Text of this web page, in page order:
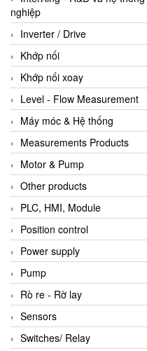
nghiệp
Inverter / Drive
Khớp nối
Khớp nối xoay
Level - Flow Measurement
Máy móc & Hệ thống
Measurements Products
Motor & Pump
Other products
PLC, HMI, Module
Position control
Power supply
Pump
Rò re - Rờ lay
Sensors
Switches/ Relay